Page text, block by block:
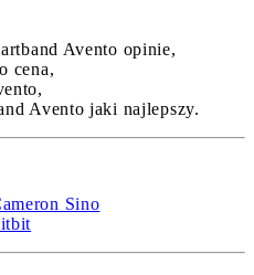
Avento opinie,
cena,
Avento jaki najlepszy.
Sino